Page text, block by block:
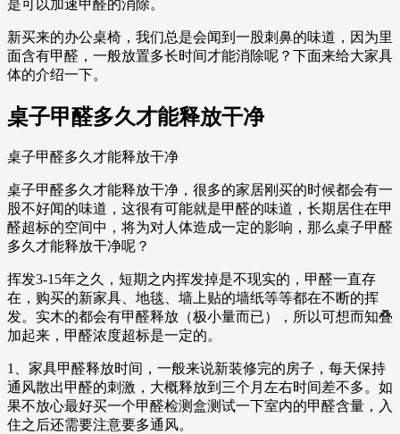
是可以加速甲醛的消除。
新买来的办公桌椅，我们总是会闻到一股刺鼻的味道，因为里
面含有甲醛，一般放置多长时间才能消除呢？下面来给大家具
体的介绍一下。
桌子甲醛多久才能释放干净
桌子甲醛多久才能释放干净
桌子甲醛多久才能释放干净，很多的家居刚买的时候都会有一
股不好闻的味道，这很有可能就是甲醛的味道，长期居住在甲
醛超标的空间中，将为对人体造成一定的影响，那么桌子甲醛
多久才能释放干净呢？
挥发3-15年之久，短期之内挥发掉是不现实的，甲醛一直存
在，购买的新家具、地毯、墙上贴的墙纸等等都在不断的挥
发。实木的都会有甲醛释放（极小量而已），所以可想而知叠
加起来，甲醛浓度超标是一定的。
1、家具甲醛释放时间，一般来说新装修完的房子，每天保持
通风散出甲醛的刺激，大概释放到三个月左右时间差不多。如
果不放心最好买一个甲醛检测盒测试一下室内的甲醛含量，入
住之后还需要注意要多通风。